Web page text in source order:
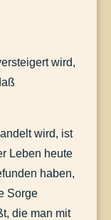
wird,
wird, ist
Leben heute
haben,
Sorge
die man mit